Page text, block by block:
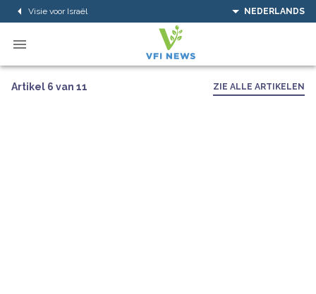
Visie voor Israël NEDERLANDS
Artikel 6 van 11 ZIE ALLE ARTIKELEN